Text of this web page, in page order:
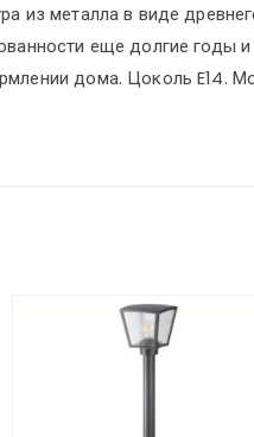
из металла в виде
еще долгие годы
дома. Цоколь E14.